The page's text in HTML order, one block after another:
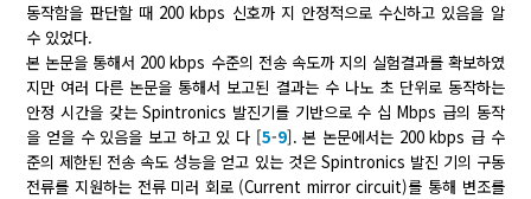
동작함을 판단할 때 200 kbps 신호까 지 안정적으로 수신하고 있음을 알
수 있었다.
본 논문을 통해서 200 kbps 수준의 전송 속도까 지의 실험결과를 확보하였
지만 여러 다른 논문을 통해서 보고된 결과는 수 나노 초 단위로 동작하는
안정 시간을 갖는 Spintronics 발진기를 기반으로 수 십 Mbps 급의 동작
을 얻을 수 있음을 보고 하고 있 다 [5-9]. 본 논문에서는 200 kbps 급 수
준의 제한된 전송 속도 성능을 얻고 있는 것은 Spintronics 발진 기의 구동
전류를 지원하는 전류 미러 회로 (Current mirror circuit)를 통해 변조를